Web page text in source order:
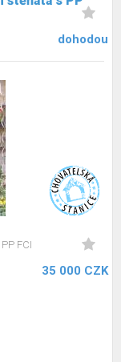
dohodou
FCI
35 000 CZK